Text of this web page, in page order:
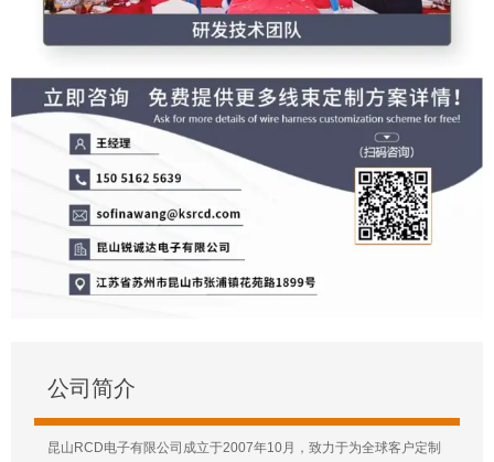
公司简介
昆山RCD电子有限公司成立于2007年10月，致力于为全球客户定制